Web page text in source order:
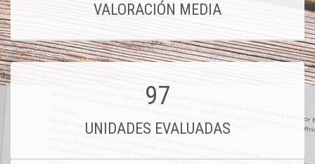
VALORACIÓN MEDIA
97
UNIDADES EVALUADAS